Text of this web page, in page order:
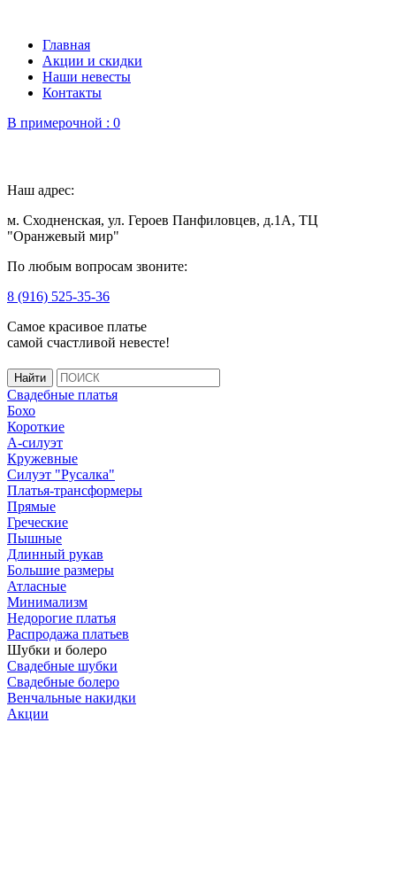
Главная
Акции и скидки
Наши невесты
Контакты
В примерочной : 0
Наш адрес:
м. Сходненская, ул. Героев Панфиловцев, д.1А, ТЦ
"Оранжевый мир"
По любым вопросам звоните:
8 (916) 525-35-36
Самое красивое платье
самой счастливой невесте!
Свадебные платья
Бохо
Короткие
А-силуэт
Кружевные
Силуэт "Русалка"
Платья-трансформеры
Прямые
Греческие
Пышные
Длинный рукав
Большие размеры
Атласные
Минимализм
Недорогие платья
Распродажа платьев
Шубки и болеро
Свадебные шубки
Свадебные болеро
Венчальные накидки
Акции